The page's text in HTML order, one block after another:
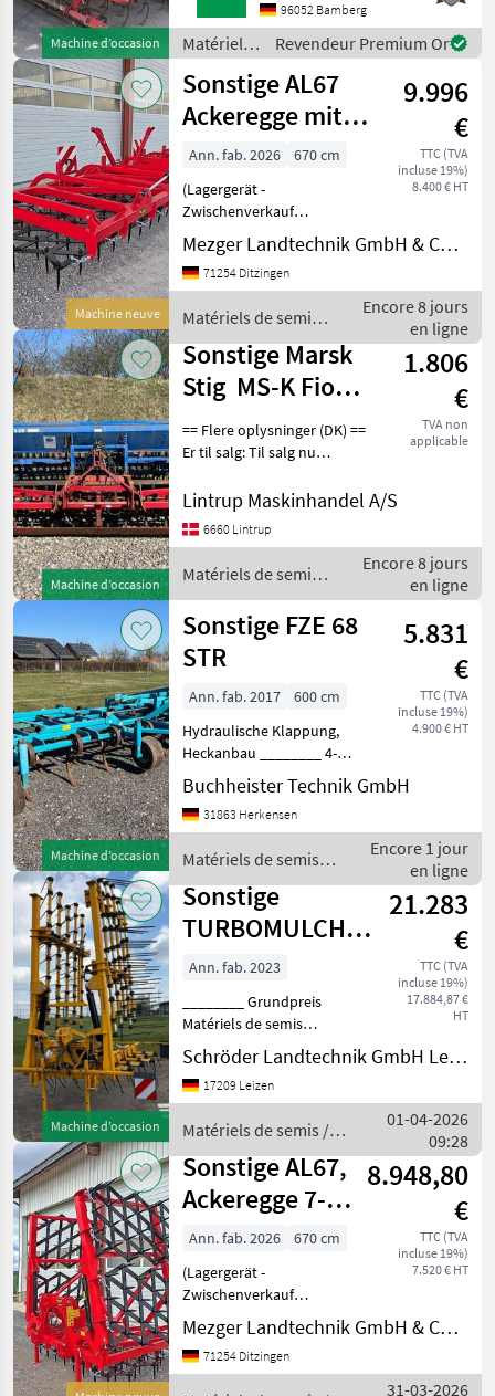
Machine d’occasion
Combinés de préparation
de sol
96052 Bamberg
Matériels
de semis /
Sonstige
Revendeur Premium Or
Machine neuve
Sonstige AL67
Ackeregge mit
Schleppe, 7-
reihig, 6,7 m, Sp
9.996
€
TTC (TVA
incluse 19%)
8.400 € HT
Ann. fab. 2026
670 cm
(Lagergerät -
Zwischenverkauf
vorbehalten) »
Grundausstattung « -
Arbeitsbreite 6, 7 m,
Felder mit 7-reihiger
Zinkenanordnung - Starke
Zinke
Mezger Landtechnik GmbH & Co. KG
71254 Ditzingen
Matériels de semis /
Sonstige
Encore 8 jours
en ligne
Machine d’occasion
Sonstige Marsk
Stig MS-K Fiona
Apollo DRr
1.806
€
TVA non
applicable
== Flere oplysninger (DK) ==
Er til salg: Til salg nu
Marsk-Stig MS-K let s
combiharve med
planereplanke 2 rækker
harvetænder og pakvalse. S
Lintrup Maskinhandel A/S
6660 Lintrup
Matériels de semis /
Sonstige
Encore 8 jours
en ligne
Machine d’occasion
Sonstige FZE 68
STR
5.831
€
TTC (TVA
incluse 19%)
4.900 € HT
Ann. fab. 2017
600 cm
Hydraulische Klappung,
Heckanbau ________ 4-
reinig Striegel Stützräder
Matériels de semis
Combinés de préparation
Buchheister Technik GmbH
31863 Herkensen
Matériels de semis /
Sonstige
Encore 1 jour
en ligne
Machine d’occasion
Sonstige
TURBOMULCH
8,60 M |
STROHSTRIEGEL
| NEU
21.283
€
TTC (TVA
incluse 19%)
17.884,87 €
HT
Ann. fab. 2023
________ Grundpreis
Matériels de semis
Combinés de préparation
de sol
Schröder Landtechnik GmbH Leizen
17209 Leizen
Matériels de semis /
Sonstige
01-04-2026
09:28
Sonstige AL67,
Ackeregge 7-
reihig, 6,7 m,
Spitzzahnegge,
8.948,80
€
TTC (TVA
incluse 19%)
7.520 € HT
Ann. fab. 2026
670 cm
(Lagergerät -
Zwischenverkauf
vorbehalten) »
Grundausstattung « -
Arbeitsbreite 6, 7 m,
Mezger Landtechnik GmbH & Co. KG
71254 Ditzingen
31-03-2026